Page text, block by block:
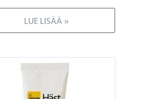
LUE LISÄÄ »